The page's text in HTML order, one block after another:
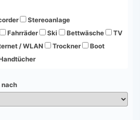
Stereoanlage
Fahrräder Ski Bettwäsche
TV
/ WLAN Trockner
Boot
nach